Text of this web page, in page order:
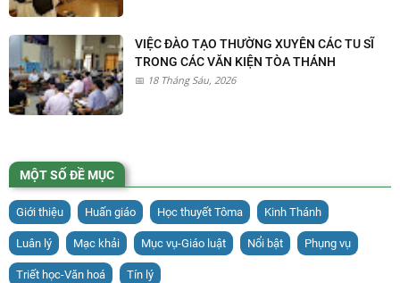
VIỆC ĐÀO TẠO THƯỜNG XUYÊN CÁC TU SĨ
TRONG CÁC VĂN KIỆN TÒA THÁNH
18 Tháng Sáu, 2026
MỘT SỐ ĐỀ MỤC
Giới thiệu Huấn giáo Học thuyết Tôma Kinh Thánh
Luân lý Mạc khải Mục vụ-Giáo luật Nổi bật Phụng vụ
Triết học-Văn hoá Tín lý